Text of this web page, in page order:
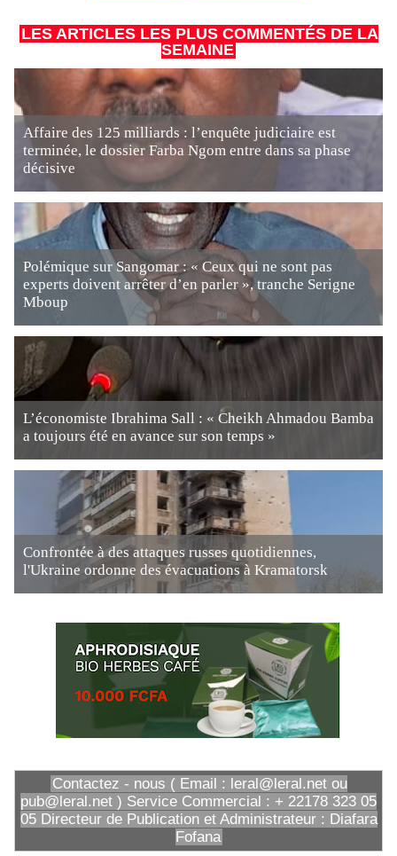
LES ARTICLES LES PLUS COMMENTÉS DE LA
SEMAINE
Affaire des 125 milliards : l’enquête judiciaire est
terminée, le dossier Farba Ngom entre dans sa phase
décisive
Polémique sur Sangomar : « Ceux qui ne sont pas
experts doivent arrêter d’en parler », tranche Serigne
Mboup
L’économiste Ibrahima Sall : « Cheikh Ahmadou Bamba
a toujours été en avance sur son temps »
Confrontée à des attaques russes quotidiennes,
l'Ukraine ordonne des évacuations à Kramatorsk
Contactez - nous ( Email : leral@leral.net ou
pub@leral.net ) Service Commercial : + 22178 323 05
05 Directeur de Publication et Administrateur : Diafara
Fofana